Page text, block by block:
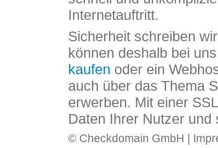
Internetauftritt.
Sicherheit schreiben
können deshalb bei
kaufen oder ein
auch über das Thema
erwerben. Mit einer
Daten Ihrer Nutzer und
© Checkdomain GmbH |